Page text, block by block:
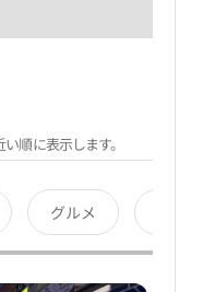
順に表示します。
グルメ